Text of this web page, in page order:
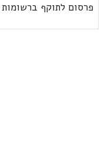
פרסום לתוקף ברשומות